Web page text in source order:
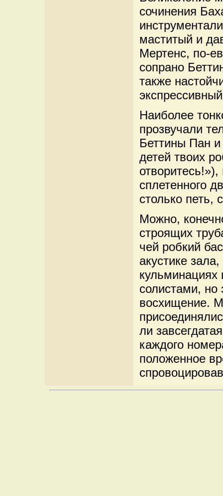
сочинения
маститый и
Мертенс, по-
сопрано
также
Наиболее
прозвучали
Беттины Пан
детей твоих
сплетенного
столько петь,
Можно,
строящих
чей робкий
акустике
солистами, но
восхищение.
ли
каждого
положенное